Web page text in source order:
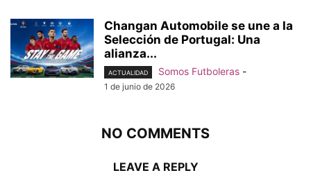
Changan Automobile se une a la
Selección de Portugal: Una
alianza...
ACTUALIDAD Somos Futboleras -
1 de junio de 2026
NO COMMENTS
LEAVE A REPLY